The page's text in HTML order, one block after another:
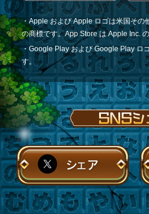
・Apple および Apple ロゴは米国その
の商標です。App Store は Apple Inc.
・Google Play および Google Play ロ
す。
シェア